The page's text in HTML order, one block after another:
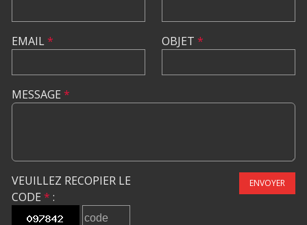
EMAIL* OBJET *
MESSAGE *
VEUILLEZ RECOPIER LE
CODE * :
ENVOYER